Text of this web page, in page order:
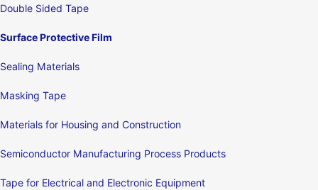
Double Sided Tape
Surface Protective Film
Sealing Materials
Masking Tape
Materials for Housing and Construction
Semiconductor Manufacturing Process Products
Tape for Electrical and Electronic Equipment